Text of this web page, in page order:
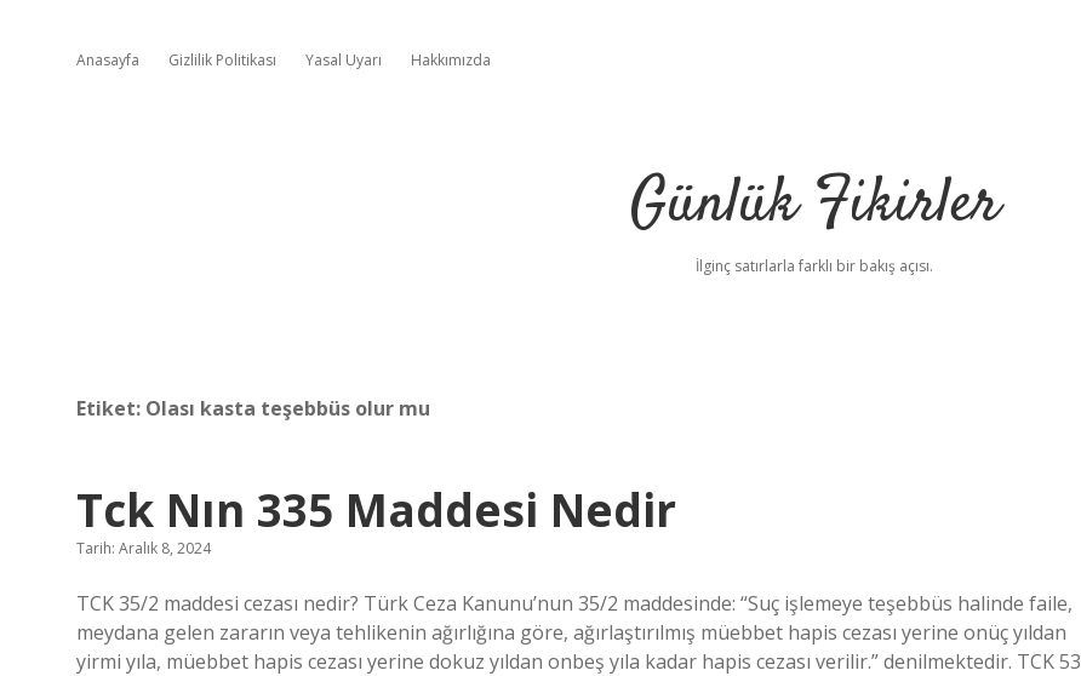
Anasayfa Gizlilik Politikası Yasal Uyarı Hakkımızda
Günlük Fikirler
İlginç satırlarla farklı bir bakış açısı.
Etiket: Olası kasta teşebbüs olur mu
Tck Nın 335 Maddesi Nedir
Tarih: Aralık 8, 2024
TCK 35/2 maddesi cezası nedir? Türk Ceza Kanunu’nun 35/2 maddesinde: “Suç işlemeye teşebbüs halinde faile,
meydana gelen zararın veya tehlikenin ağırlığına göre, ağırlaştırılmış müebbet hapis cezası yerine onüç yıldan
yirmi yıla, müebbet hapis cezası yerine dokuz yıldan onbeş yıla kadar hapis cezası verilir.” denilmektedir. TCK 53